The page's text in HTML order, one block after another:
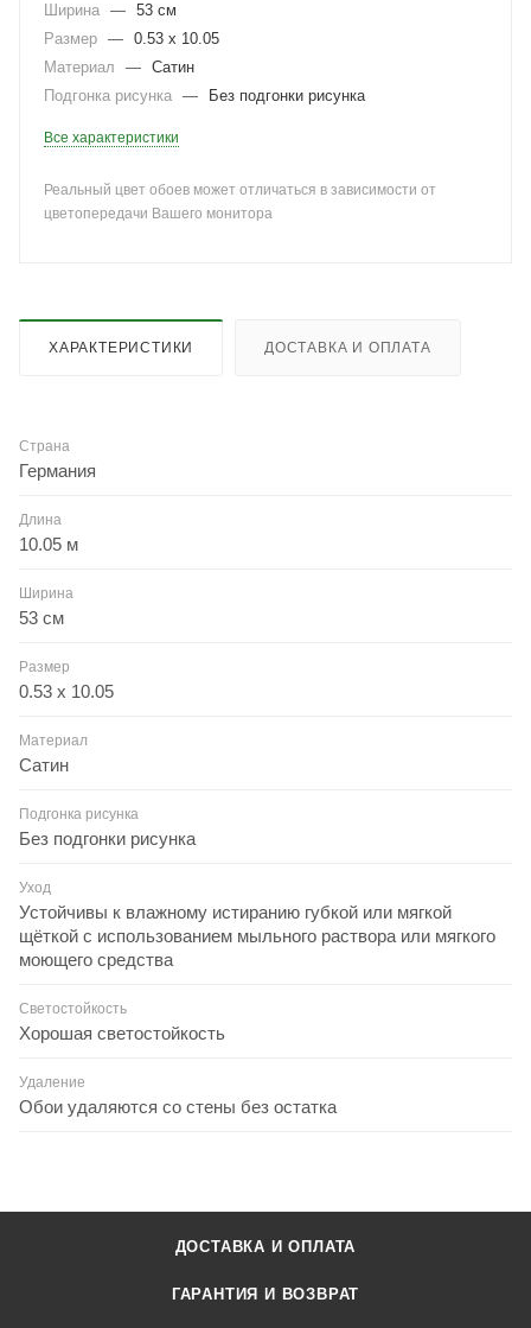
Ширина — 53 см
Размер — 0.53 x 10.05
Материал
— Сатин
Подгонка рисунка — Без подгонки рисунка
Все характеристики
Реальный цвет обоев может отличаться в зависимости от
цветопередачи Вашего монитора
ХАРАКТЕРИСТИКИ ДОСТАВКА И ОПЛАТА
Страна
Германия
Длина
10.05 м
Ширина
53 см
Размер
0.53 x 10.05
Материал
Сатин
Подгонка рисунка
Без подгонки рисунка
Уход
Устойчивы к влажному истиранию губкой или мягкой
щёткой с использованием мыльного раствора или мягкого
моющего средства
Светостойкость
Хорошая светостойкость
Удаление
Обои удаляются со стены без остатка
ДОСТАВКА И ОПЛАТА
ГАРАНТИЯ И ВОЗВРАТ